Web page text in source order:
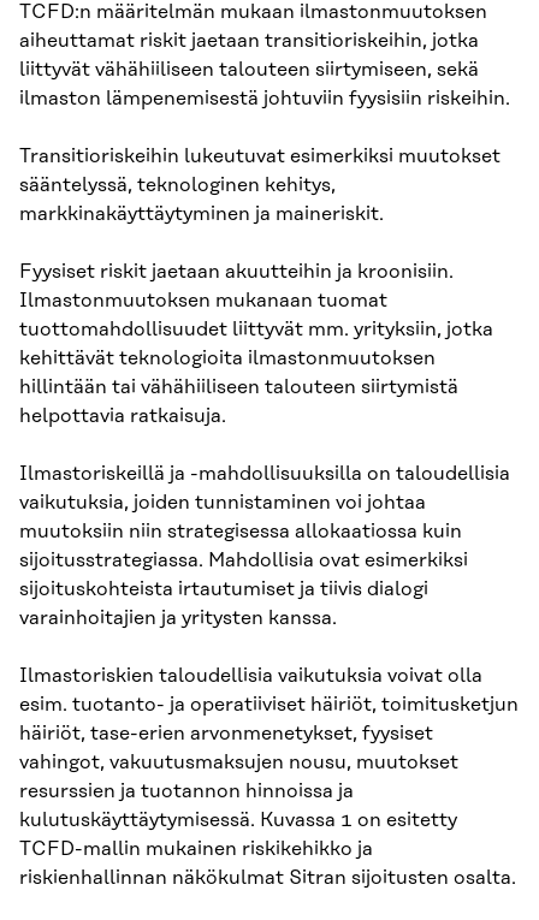
TCFD:n määritelmän mukaan ilmastonmuutoksen
aiheuttamat riskit jaetaan transitioriskeihin, jotka
liittyvät vähähiiliseen talouteen siirtymiseen, sekä
ilmaston lämpenemisestä johtuviin fyysisiin riskeihin.
Transitioriskeihin lukeutuvat esimerkiksi muutokset
sääntelyssä, teknologinen kehitys,
markkinakäyttäytyminen ja maineriskit.
Fyysiset riskit jaetaan akuutteihin ja kroonisiin.
Ilmastonmuutoksen mukanaan tuomat
tuottomahdollisuudet liittyvät mm. yrityksiin, jotka
kehittävät teknologioita ilmastonmuutoksen
hillintään tai vähähiiliseen talouteen siirtymistä
helpottavia ratkaisuja.
Ilmastoriskeillä ja -mahdollisuuksilla on taloudellisia
vaikutuksia, joiden tunnistaminen voi johtaa
muutoksiin niin strategisessa allokaatiossa kuin
sijoitusstrategiassa. Mahdollisia ovat esimerkiksi
sijoituskohteista irtautumiset ja tiivis dialogi
varainhoitajien ja yritysten kanssa.
Ilmastoriskien taloudellisia vaikutuksia voivat olla
esim. tuotanto- ja operatiiviset häiriöt, toimitusketjun
häiriöt, tase-erien arvonmenetykset, fyysiset
vahingot, vakuutusmaksujen nousu, muutokset
resurssien ja tuotannon hinnoissa ja
kulutuskäyttäytymisessä. Kuvassa 1 on esitetty
TCFD-mallin mukainen riskikehikko ja
riskienhallinnan näkökulmat Sitran sijoitusten osalta.